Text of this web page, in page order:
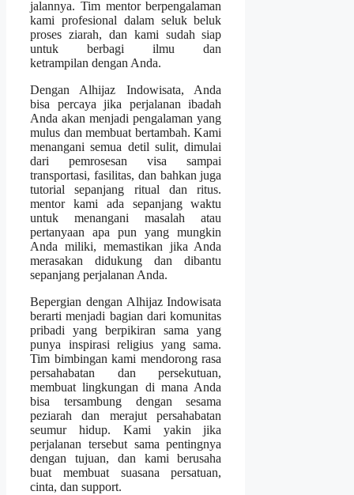
jalannya. Tim mentor berpengalaman
kami profesional dalam seluk beluk
proses ziarah, dan kami sudah siap
untuk berbagi ilmu dan
ketrampilan dengan Anda.
Dengan Alhijaz Indowisata, Anda
bisa percaya jika perjalanan ibadah
Anda akan menjadi pengalaman yang
mulus dan membuat bertambah. Kami
menangani semua detil sulit, dimulai
dari pemrosesan visa sampai
transportasi, fasilitas, dan bahkan juga
tutorial sepanjang ritual dan ritus.
mentor kami ada sepanjang waktu
untuk menangani masalah atau
pertanyaan apa pun yang mungkin
Anda miliki, memastikan jika Anda
merasakan didukung dan dibantu
sepanjang perjalanan Anda.
Bepergian dengan Alhijaz Indowisata
berarti menjadi bagian dari komunitas
pribadi yang berpikiran sama yang
punya inspirasi religius yang sama.
Tim bimbingan kami mendorong rasa
persahabatan dan persekutuan,
membuat lingkungan di mana Anda
bisa tersambung dengan sesama
peziarah dan merajut persahabatan
seumur hidup. Kami yakin jika
perjalanan tersebut sama pentingnya
dengan tujuan, dan kami berusaha
buat membuat suasana persatuan,
cinta, dan support.